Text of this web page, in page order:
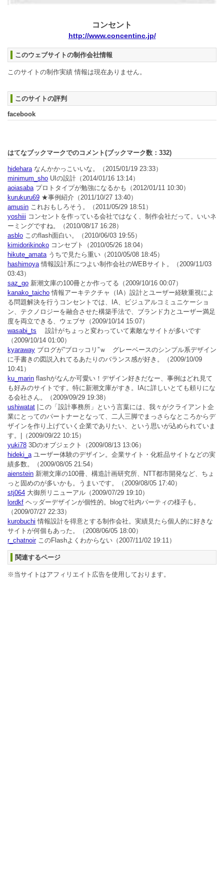
コンセント
http://www.concentinc.jp/
このウェブサイトの制作会社情報
このサイトの制作実績 情報は現在ありません。
このサイトの評判
facebook
はてなブックマークでのコメント(ブックマーク数： 332)
hideharaなんかかっこいいな。
（2015/01/19 23:33）
minimum_sho UIの設計 （2014/01/16 13:14）
aoiasabaプロトタイプが勉強になるかも
（2012/01/11 10:30）
kurukuru69 ★事例紹介 （2011/10/27 13:40）
amusin これおもしろそう。
（2011/05/29 18:51）
yoshiii コンセントを作っている会社ではなく、制作会社だって。いいネ
ーミングですね。
（2010/08/17 16:28）
asblo このflash面白い。
（2010/06/03 19:55）
kimidorikinoko コンセプト
（2010/05/26 18:04）
hikute_amataうちで見たら重い （2010/05/08 18:45）
hashimoya情報設計系につよい制作会社のWEBサイト。
（2009/11/03
03:43）
saz_go 新潮文庫の100冊とか作ってる （2009/10/16 00:07）
kanako_taicho 情報アーキテクチャ（IA）設計とユーザー経験重視によ
る問題解決を行うコンセントでは、IA、ビジュアルコミュニケーショ
ン、テクノロジーを融合させた構築手法で、ブランド力とユーザー満足
度を両立できる、ウェブサ （2009/10/14 15:07）
wasabi_ts 設計がちょっと変わっていて素敵なサイトが多いです
（2009/10/14 01:00）
kyaraway ブログが”ブロッコリ”ｗ グレーベースのシンプル系デザイン
に手書きの図説入れてるあたりのバランス感が好き。
（2009/10/09
10:41）
ku_marin flashがなんか可愛い！デザイン好きだなー、事例はどれ見て
も好みのサイトです。特に新潮文庫がすき。IAに詳しいとても頼りにな
る会社さん。
（2009/09/29 19:38）
ushiwatat |この「設計事務所」という言葉には、我々がクライアント企
業にとってのパートナーとなって、二人三脚でまっさらなところからデ
ザインを作り上げていく企業でありたい、という思いが込められていま
す。|
（2009/09/22 10:15）
yuki78 3Dのオブジェクト
（2009/08/13 13:06）
hideki_aユーザー体験のデザイン。企業サイト・化粧品サイトなどの実
績多数。
（2009/08/05 21:54）
aienstein 新潮文庫の100冊、構造計画研究所、NTT都市開発など、ちょ
っと固めのが多いかも。うまいです。
（2009/08/05 17:40）
stj064 大御所リニューアル （2009/07/29 19:10）
lordkf ヘッダーデザインが個性的。blogで社内パーティの様子も。
（2009/07/27 22:33）
kurobuchi 情報設計を得意とする制作会社。実績見たら個人的に好きな
サイトが何個もあった。
（2008/06/05 18:00）
r_chatnoirこのFlashよくわからない （2007/11/02 19:11）
関連するページ
※当サイトはアフィリエイト広告を使用しております。